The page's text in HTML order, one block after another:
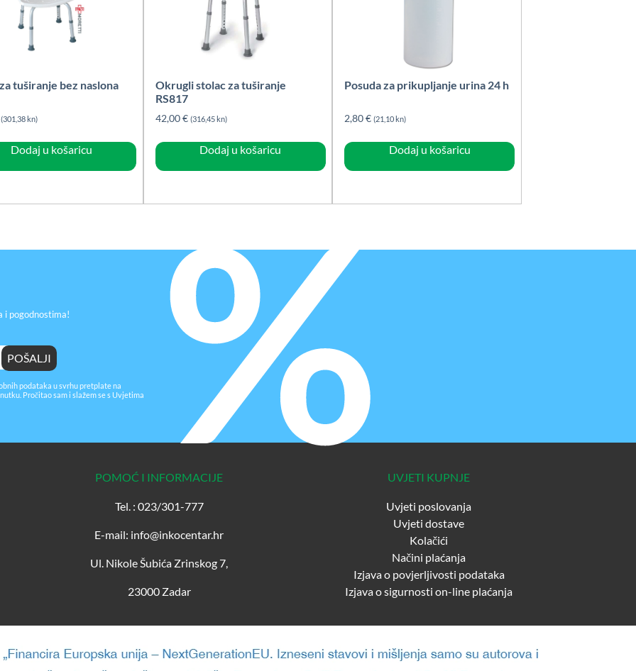
tuširanje bez naslona
(301,38 kn)
Dodaj u košaricu
Okrugli stolac za tuširanje
RS817
42,00€ (316,45 kn)
Dodaj u košaricu
Posuda za prikupljanje urina 24 h
2,80€ (21,10 kn)
Dodaj u košaricu
i pogodnostima!
podataka u svrhu pretplate na
Pročitao sam i slažem se s Uvjetima
POMOĆ I INFORMACIJE
Tel. : 023/301-777
E-mail: info@inkocentar.hr
Ul. Nikole Šubića Zrinskog 7,
23000 Zadar
UVJETI KUPNJE
Uvjeti poslovanja
Uvjeti dostave
Kolačići
Načini plaćanja
Izjava o povjerljivosti podataka
Izjava o sigurnosti on-line plaćanja